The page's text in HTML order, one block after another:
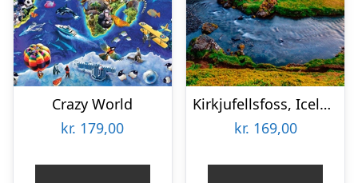
Crazy World
kr. 179,00
Kirkjufellsfoss, Iceland
kr. 169,00